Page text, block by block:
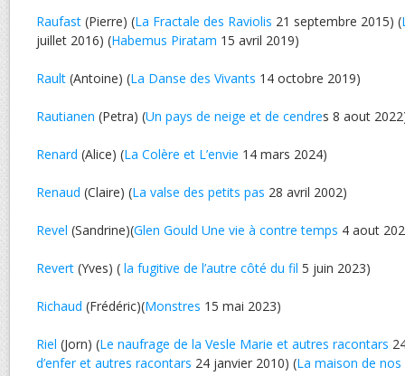
Raufast (Pierre) (La Fractale des Raviolis 21 septembre 2015) (
juillet 2016) (Habemus Piratam 15 avril 2019)
Rault (Antoine) (La Danse des Vivants 14 octobre 2019)
Rautianen (Petra) (Un pays de neige et de cendres 8 aout
Renard (Alice) (La Colère et L’envie 14 mars 2024)
Renaud (Claire) (La valse des petits pas 28 avril 2002)
Revel (Sandrine)(Glen Gould Une vie à contre temps 4 aout
Revert (Yves) ( la fugitive de l’autre côté du fil 5 juin 2023)
Richaud (Frédéric)(Monstres 15 mai 2023)
Riel (Jorn) (Le naufrage de la Vesle Marie et autres racontars
d’enfer et autres racontars 24 janvier 2010) (La maison de nos